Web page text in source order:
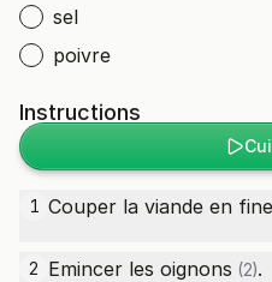
sel
poivre
Instructions
1 Couper la viande en
2 Emincer les oignons (2).